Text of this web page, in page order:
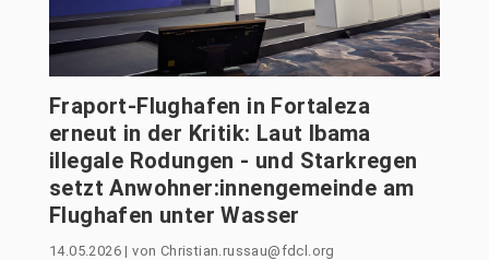
Fraport-Flughafen in Fortaleza
erneut in der Kritik: Laut Ibama
illegale Rodungen - und Starkregen
setzt Anwohner:innengemeinde am
Flughafen unter Wasser
14.05.2026|von Christian.russau@fdcl.org